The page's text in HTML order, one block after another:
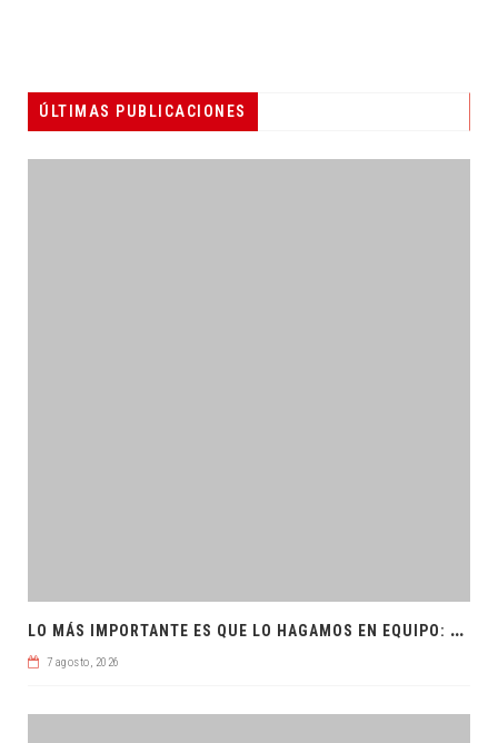
ÚLTIMAS PUBLICACIONES
L
O MÁS IMPORTANTE ES QUE LO HAGAMOS EN EQUIPO: CPL
7 agosto, 2026